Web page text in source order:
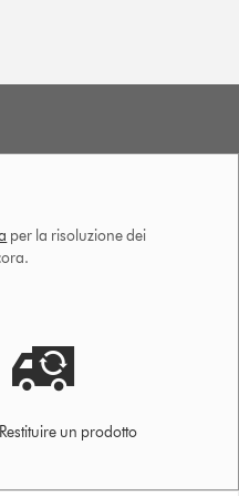
per la risoluzione dei
Restituire un prodotto